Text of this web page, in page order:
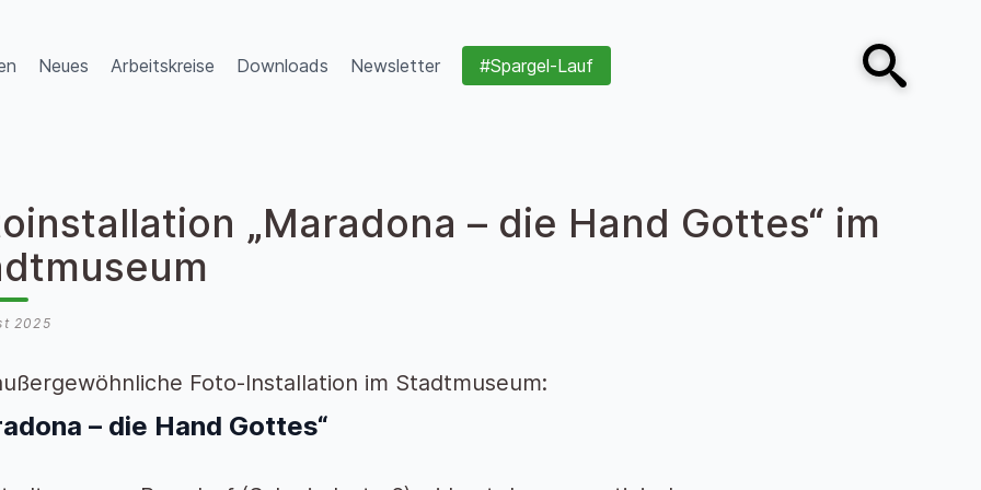
Neues Arbeitskreise Downloads Newsletter #Spargel-Lauf
Open search
„Maradona – die Hand Gottes“ im
2025
Foto-Installation im Stadtmuseum:
– die Hand Gottes“